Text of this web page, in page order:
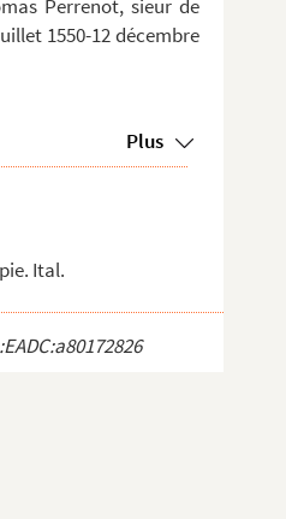
Perrenot, sieur de
1550-12 décembre
Plus
Ital.